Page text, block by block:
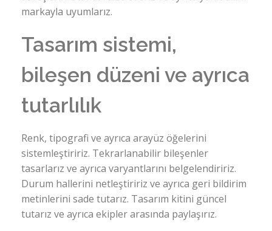
markayla uyumlarız.
Tasarım sistemi,
bileşen düzeni ve ayrıca
tutarlılık
Renk, tipografi ve ayrıca arayüz öğelerini
sistemleştiririz. Tekrarlanabilir bileşenler
tasarlarız ve ayrıca varyantlarını belgelendiririz.
Durum hallerini netleştiririz ve ayrıca geri bildirim
metinlerini sade tutarız. Tasarım kitini güncel
tutarız ve ayrıca ekipler arasında paylaşırız.